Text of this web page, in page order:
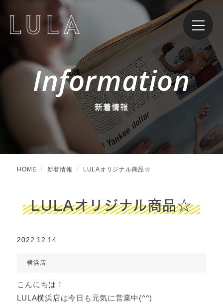
Information
新着情報
HOME 新着情報 LULAオリジナル商品☆
LULAオリジナル商品☆
2022.12.14
横浜店
こんにちは！
LULA横浜店は今日も元気に営業中(^^)